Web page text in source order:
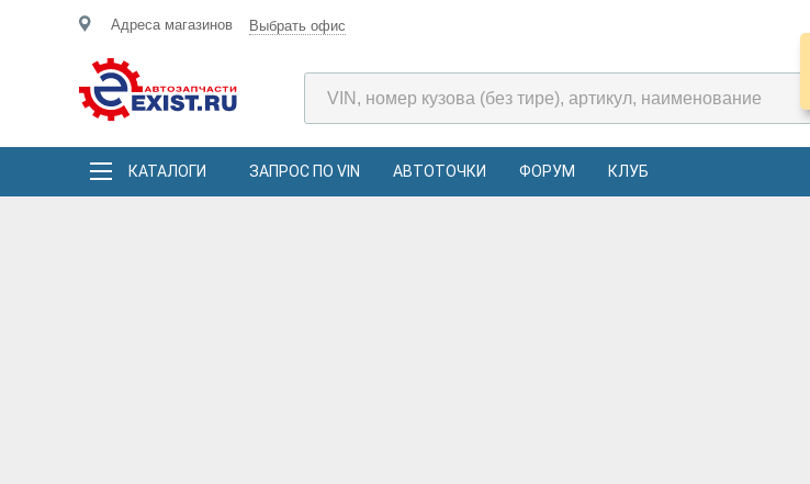
Адреса магазинов Выбрать офис
КАТАЛОГИ ЗАПРОС ПО VIN АВТОТОЧКИ ФОРУМ КЛУБ